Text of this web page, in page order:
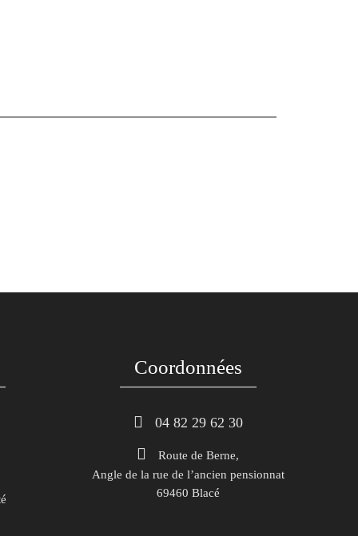
Coordonnées
04 82 29 62 30
Route de Berne,
Angle de la rue de l’ancien pensionnat
69460 Blacé